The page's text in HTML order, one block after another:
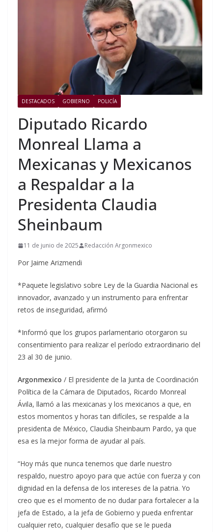
DESTACADOS GOBIERNO POLICÍA
Diputado Ricardo
Monreal Llama a
Mexicanas y Mexicanos
a Respaldar a la
Presidenta Claudia
Sheinbaum
11 de junio de 2025 Redacción Argonmexico
Por Jaime Arizmendi
*Paquete legislativo sobre Ley de la Guardia Nacional es
innovador, avanzado y un instrumento para enfrentar
retos de inseguridad, afirmó
*Informó que los grupos parlamentario otorgaron su
consentimiento para realizar el período extraordinario del
23 al 30 de junio.
Argonmexico / El presidente de la Junta de Coordinación
Política de la Cámara de Diputados, Ricardo Monreal
Ávila, llamó a las mexicanas y los mexicanos a que, en
estos momentos y horas tan difíciles, se respalde a la
presidenta de México, Claudia Sheinbaum Pardo, ya que
esa es la mejor forma de ayudar al país.
“Hoy más que nunca tenemos que darle nuestro
respaldo, nuestro apoyo para que actúe con fuerza y con
dignidad en la defensa de los intereses de la patria. Yo
creo que es el momento de no dudar para fortalecer a la
jefa de Estado, a la jefa de Gobierno y pueda enfrentar
cualquier reto, cualquier desafío que se le pueda